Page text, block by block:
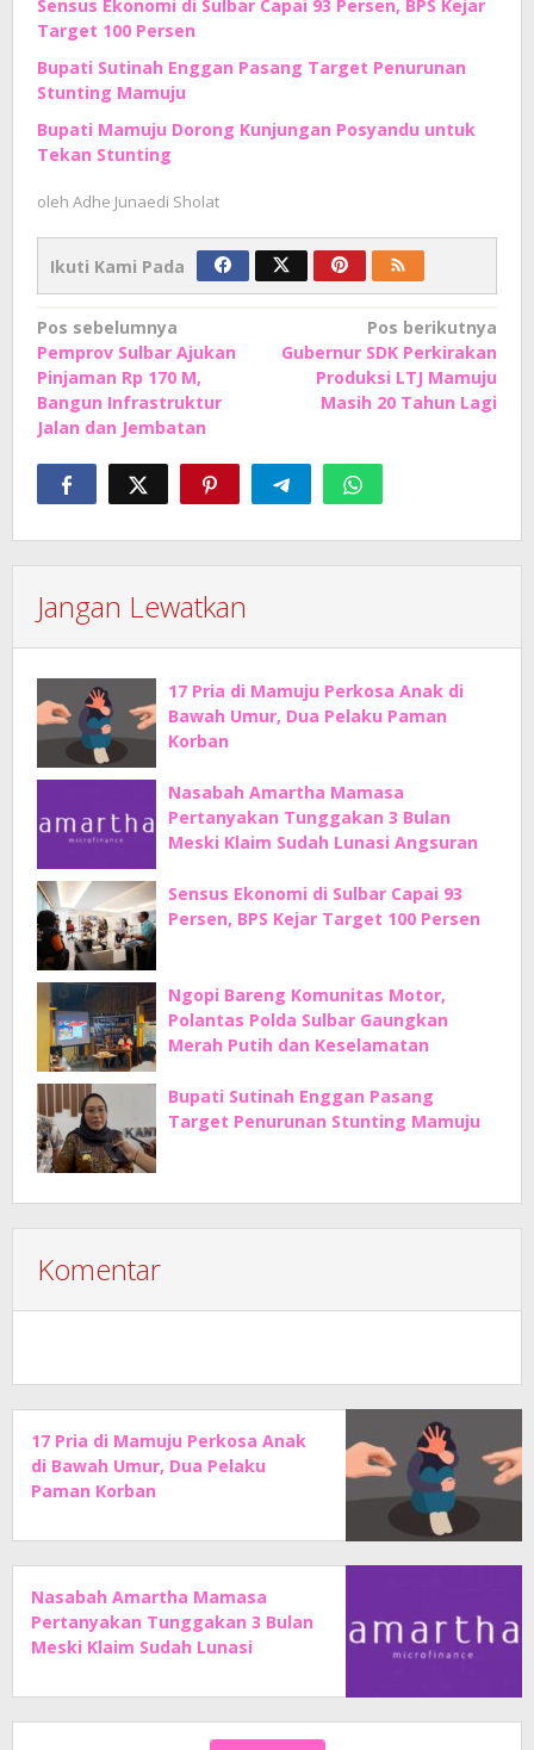
Sensus Ekonomi di Sulbar Capai 93 Persen, BPS Kejar
Target 100 Persen
Bupati Sutinah Enggan Pasang Target Penurunan
Stunting Mamuju
Bupati Mamuju Dorong Kunjungan Posyandu untuk
Tekan Stunting
oleh Adhe Junaedi Sholat
Ikuti Kami Pada
Navigasi
pos
Pos sebelumnya
Pemprov Sulbar Ajukan
Pinjaman Rp 170 M,
Bangun Infrastruktur
Jalan dan Jembatan
Pos berikutnya
Gubernur SDK Perkirakan
Produksi LTJ Mamuju
Masih 20 Tahun Lagi
Jangan Lewatkan
17 Pria di Mamuju Perkosa Anak di
Bawah Umur, Dua Pelaku Paman
Korban
Nasabah Amartha Mamasa
Pertanyakan Tunggakan 3 Bulan
Meski Klaim Sudah Lunasi Angsuran
Sensus Ekonomi di Sulbar Capai 93
Persen, BPS Kejar Target 100 Persen
Ngopi Bareng Komunitas Motor,
Polantas Polda Sulbar Gaungkan
Merah Putih dan Keselamatan
Bupati Sutinah Enggan Pasang
Target Penurunan Stunting Mamuju
Komentar
17 Pria di Mamuju Perkosa Anak
di Bawah Umur, Dua Pelaku
Paman Korban
Nasabah Amartha Mamasa
Pertanyakan Tunggakan 3 Bulan
Meski Klaim Sudah Lunasi